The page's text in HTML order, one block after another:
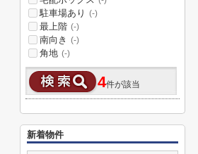
駐車場あり (-)
最上階 (-)
南向き (-)
角地 (-)
4件が該当
新着物件